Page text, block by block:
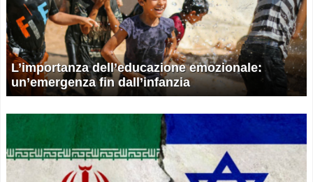
L’importanza dell’educazione emozionale:
un’emergenza fin dall’infanzia